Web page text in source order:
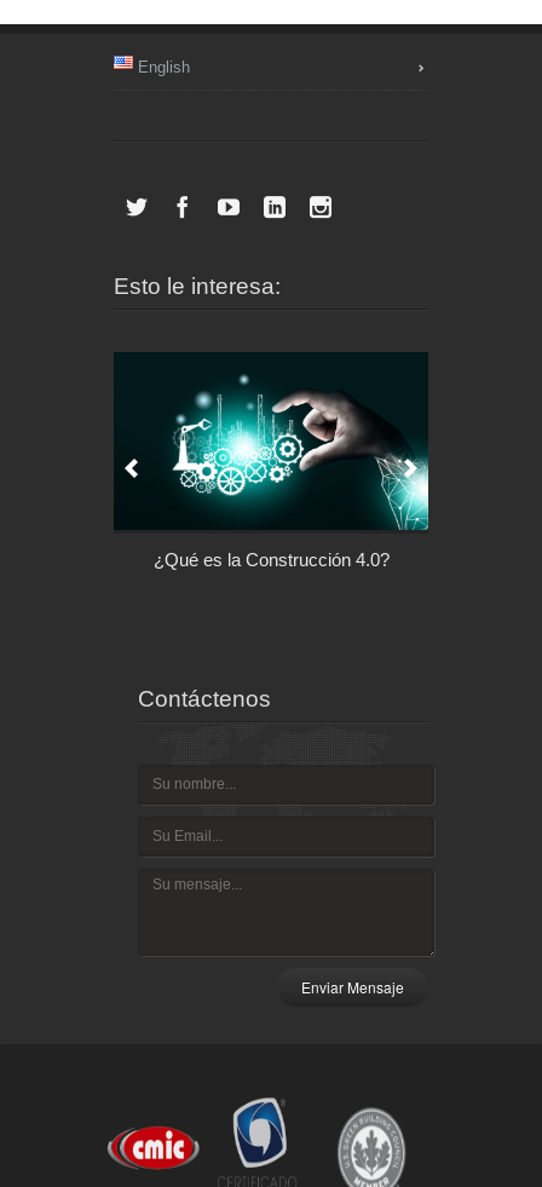
English
Esto le interesa:
¿Qué es la Construcción 4.0?
Contáctenos
Enviar Mensaje